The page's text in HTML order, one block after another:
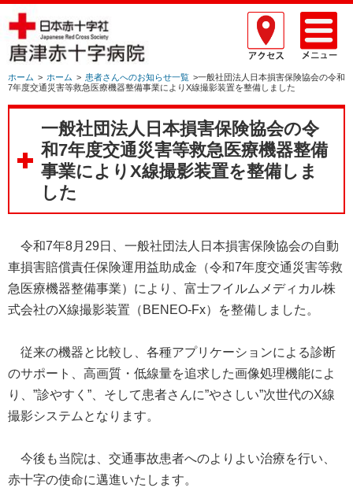
ホーム > ホーム > 患者さんへのお知らせ一覧 >一般社団法人日本損害保険協会の令和
7年度交通災害等救急医療機器整備事業によりX線撮影装置を整備しました
一般社団法人日本損害保険協会の令
和7年度交通災害等救急医療機器整備
事業によりX線撮影装置を整備しま
した
令和7年8月29日、一般社団法人日本損害保険協会の自動
車損害賠償責任保険運用益助成金（令和7年度交通災害等救
急医療機器整備事業）により、富士フイルムメディカル株
式会社のX線撮影装置（BENEO-Fx）を整備しました。
従来の機器と比較し、各種アプリケーションによる診断
のサポート、高画質・低線量を追求した画像処理機能によ
り、”診やすく”、そして患者さんに”やさしい”次世代のX線
撮影システムとなります。
今後も当院は、交通事故患者へのよりよい治療を行い、
赤十字の使命に邁進いたします。